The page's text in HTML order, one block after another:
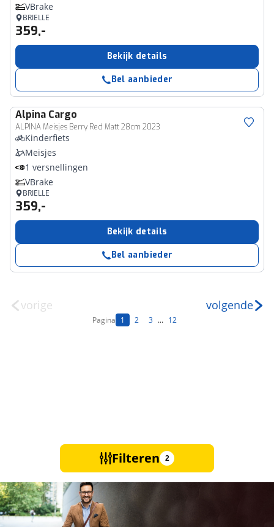
VBrake
BRIELLE
359,-
Bekijk details
Bel aanbieder
Alpina Cargo
ALPINA Meisjes Berry Red Matt 28cm 2023
Kinderfiets
Meisjes
1 versnellingen
VBrake
BRIELLE
359,-
Bekijk details
Bel aanbieder
vorige
Pagina 1 2 3 ... 12
volgende
Filteren 2